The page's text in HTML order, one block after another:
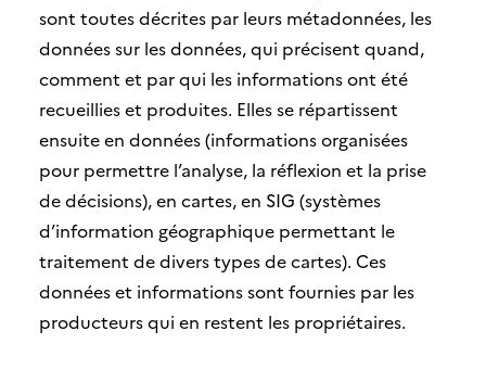
sont toutes décrites par leurs métadonnées, les
données sur les données, qui précisent quand,
comment et par qui les informations ont été
recueillies et produites. Elles se répartissent
ensuite en données (informations organisées
pour permettre l’analyse, la réflexion et la prise
de décisions), en cartes, en SIG (systèmes
d’information géographique permettant le
traitement de divers types de cartes). Ces
données et informations sont fournies par les
producteurs qui en restent les propriétaires.